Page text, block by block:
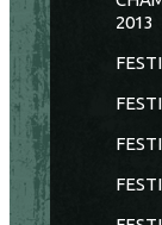
2013